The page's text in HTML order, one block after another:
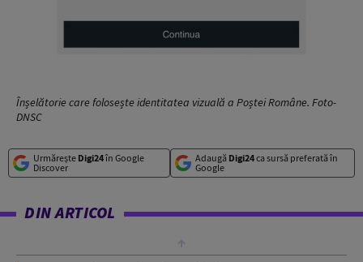
Înșelătorie care folosește identitatea vizuală a Poștei Române. Foto-
DNSC
Urmărește Digi24în Google
Discover
Adaugă Digi24ca sursă preferată în
Google
DIN ARTICOL